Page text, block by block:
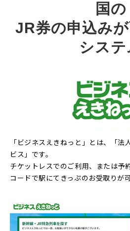
国の
JR券の申込み
システ
「ビジネスえきねっと」とは、「法
ビス」です。
チケットレスでのご利用、または予
コードで駅にてきっぷのお受取りが可